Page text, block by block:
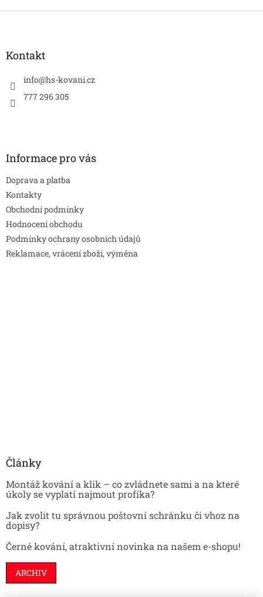
Kontakt
info@hs-kovani.cz
777 296 305
Informace pro vás
Doprava a platba
Kontakty
Obchodní podmínky
Hodnocení obchodu
Podmínky ochrany osobních údajů
Reklamace, vrácení zboží, výměna
Články
Montáž kování a klik – co zvládnete sami a na které
úkoly se vyplatí najmout profíka?
Jak zvolit tu správnou poštovní schránku či vhoz na
dopisy?
Černé kování, atraktivní novinka na našem e-shopu!
ARCHIV